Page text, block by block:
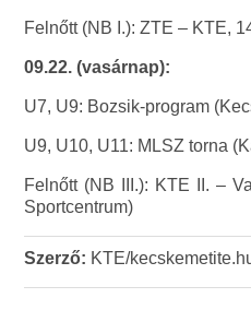
Felnőtt (NB I.): ZTE – KTE,
09.22. (vasárnap):
U7, U9: Bozsik-program
U9, U10, U11: MLSZ torna
Felnőtt (NB III.): KTE II. –
Sportcentrum)
Szerző: KTE/